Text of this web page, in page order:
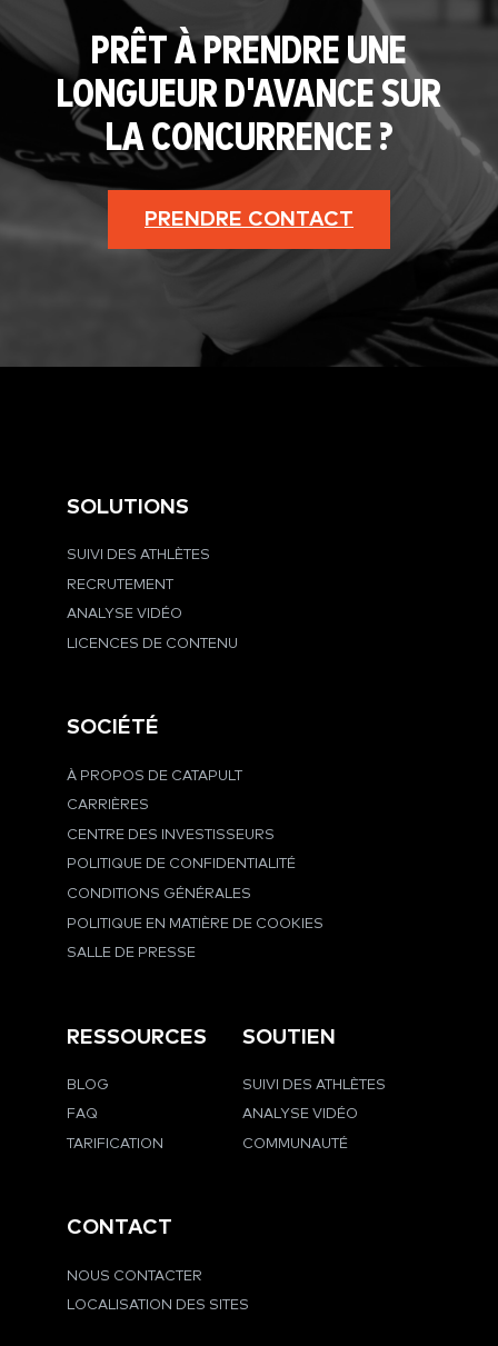
PRÊT À PRENDRE UNE
LONGUEUR D'AVANCE SUR
LA CONCURRENCE ?
PRENDRE CONTACT
SOLUTIONS
SUIVI DES ATHLÈTES
RECRUTEMENT
ANALYSE VIDÉO
LICENCES DE CONTENU
SOCIÉTÉ
À PROPOS DE CATAPULT
CARRIÈRES
CENTRE DES INVESTISSEURS
POLITIQUE DE CONFIDENTIALITÉ
CONDITIONS GÉNÉRALES
POLITIQUE EN MATIÈRE DE COOKIES
SALLE DE PRESSE
RESSOURCES
BLOG
FAQ
TARIFICATION
SOUTIEN
SUIVI DES ATHLÈTES
ANALYSE VIDÉO
COMMUNAUTÉ
CONTACT
NOUS CONTACTER
LOCALISATION DES SITES